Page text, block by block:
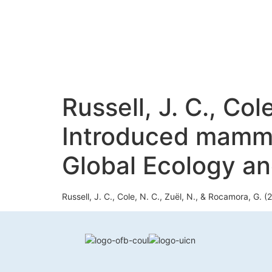
Russell, J. C.,
Introduced
Global Ecology
Russell, J. C., Cole, N. C., Zuël, N., & Rocamora,